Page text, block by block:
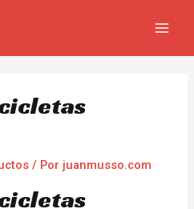
/ Por juanmusso.com